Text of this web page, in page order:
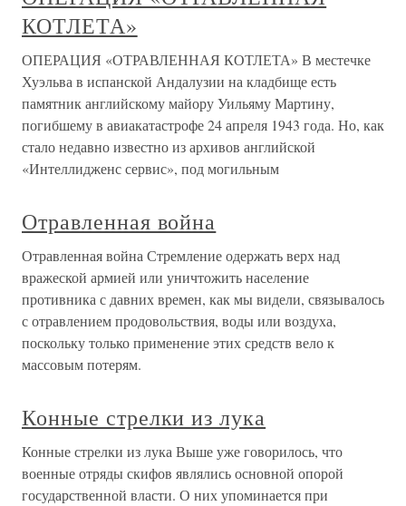
КОТЛЕТА»
ОПЕРАЦИЯ «ОТРАВЛЕННАЯ КОТЛЕТА» В местечке
Хуэльва в испанской Андалузии на кладбище есть
памятник английскому майору Уильяму Мартину,
погибшему в авиакатастрофе 24 апреля 1943 года. Но, как
стало недавно известно из архивов английской
«Интеллидженс сервис», под могильным
Отравленная война
Отравленная война Стремление одержать верх над
вражеской армией или уничтожить население
противника с давних времен, как мы видели, связывалось
с отравлением продовольствия, воды или воздуха,
поскольку только применение этих средств вело к
массовым потерям.
Конные стрелки из лука
Конные стрелки из лука Выше уже говорилось, что
военные отряды скифов являлись основной опорой
государственной власти. О них упоминается при